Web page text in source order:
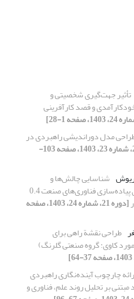
تأثیر جهت‌گیری شخصیتی و
و قصد کارآفرینی
مدل دوراندیشی راهبردی در
[دوره 21، شماره 23، 1403، صفحه 103-
شناسایی چالش‌ها و
رتبه‌بندی راهبردهای پیاده‌سازی فناوری‌های صنعت 0.4
[دوره 21، شماره 24، 1403، صفحه
طراحی نقشة راهی برای
کاوی: گروه صنعتی گلرنگ)
چارچوب آینده‌نگاری راهبردی
بر تحلیل روند علم، فناوری و